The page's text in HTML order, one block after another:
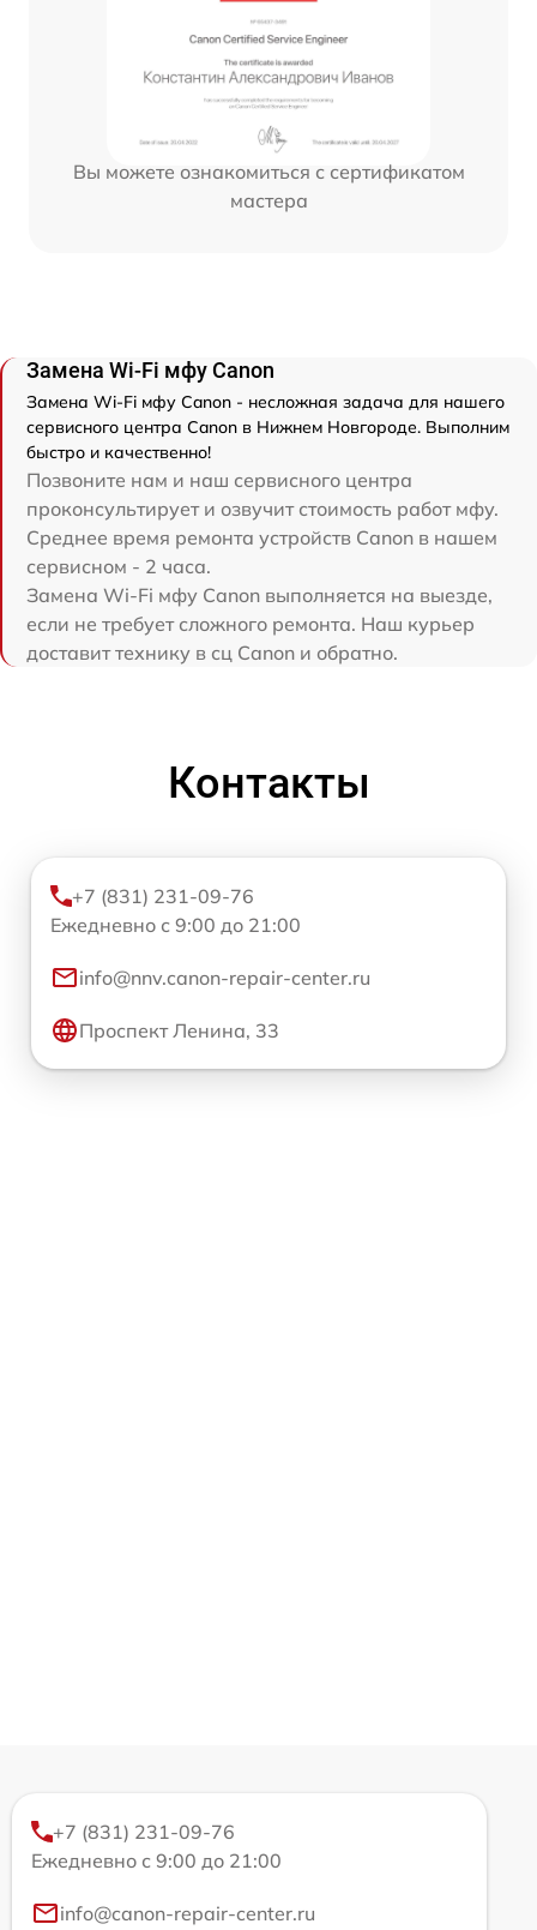
Вы можете ознакомиться с сертификатом
мастера
Замена Wi-Fi мфу Canon
Замена Wi-Fi мфу Canon - несложная задача для нашего
сервисного центра Canon в Нижнем Новгороде. Выполним
быстро и качественно!
Позвоните нам и наш сервисного центра
проконсультирует и озвучит стоимость работ мфу.
Среднее время ремонта устройств Canon в нашем
сервисном - 2 часа.
Замена Wi-Fi мфу Canon выполняется на выезде,
если не требует сложного ремонта. Наш курьер
доставит технику в сц Canon и обратно.
Контакты
+7 (831) 231-09-76
Ежедневно с 9:00 до 21:00
info@nnv.canon-repair-center.ru
Проспект Ленина, 33
+7 (831) 231-09-76
Ежедневно с 9:00 до 21:00
info@canon-repair-center.ru